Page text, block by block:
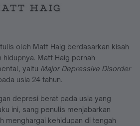
oleh Matt Haig berdasarkan kisah
Matt Haig pernah
yaitu Major Depressive Disorder
usia 24 tahun.
depresi berat pada usia yang
ini, sang penulis menjabarkan
menghargai kehidupan di tengah